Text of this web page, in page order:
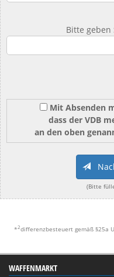
Bitte geben
Mit Absenden
dass der VDB
an den oben
(Bitte
*2differenzbesteuert gemäß §25a
WAFFENMARKT